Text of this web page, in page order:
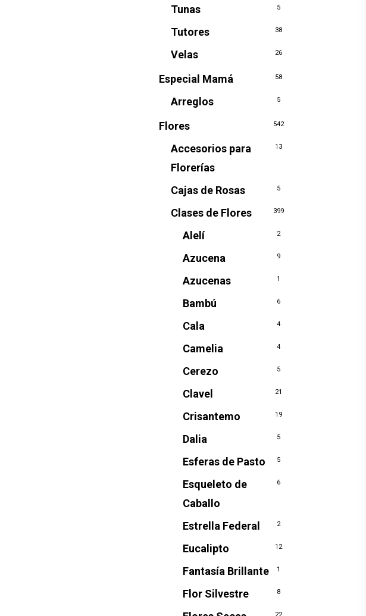
Tunas 5
Tutores 38
Velas 26
Especial Mamá 58
Arreglos 5
Flores 542
Accesorios para
Florerías
13
Cajas de Rosas 5
Clases de Flores 399
Alelí 2
Azucena 9
Azucenas 1
Bambú 6
Cala 4
Camelia 4
Cerezo 5
Clavel 21
Crisantemo 19
Dalia 5
Esferas de Pasto 5
Esqueleto de
Caballo
6
Estrella Federal 2
Eucalipto 12
Fantasía Brillante 1
Flor Silvestre 8